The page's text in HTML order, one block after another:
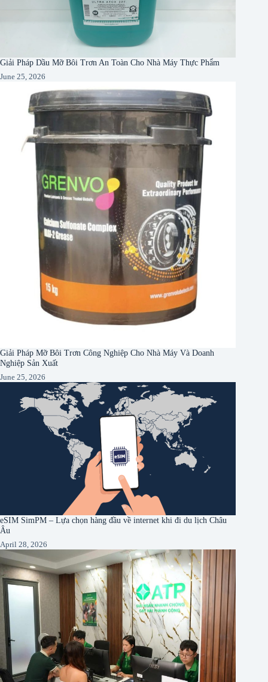
Giải Pháp Dầu Mỡ Bôi Trơn An Toàn Cho Nhà Máy Thực Phẩm
June 25, 2026
Giải Pháp Mỡ Bôi Trơn Công Nghiệp Cho Nhà Máy Và Doanh
Nghiệp Sản Xuất
June 25, 2026
eSIM SimPM – Lựa chọn hàng đầu về internet khi đi du lịch Châu
Âu
April 28, 2026